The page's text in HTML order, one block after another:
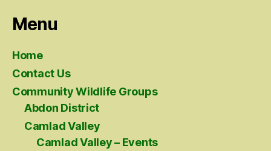
Menu
Home
Contact Us
Community Wildlife Groups
Abdon District
Camlad Valley
Camlad Valley – Events